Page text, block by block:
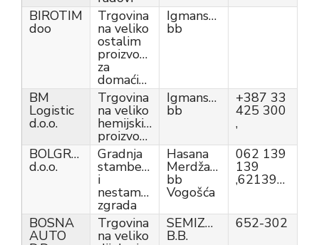
BIROTIM
doo
Trgovina
na veliko
ostalim
proizvodima
za
domaćinstvo
Igmanska
bb
BM
Logistic
d.o.o.
Trgovina
na veliko
hemijskim
proizvodima
Igmanska
bb
+387 33
425 300
,
BOLGRANO
d.o.o.
Gradnja
stambenih
i
nestambenih
zgrada
Hasana
Merdžanovića
bb
Vogošća
062 139
139
,62139139,
BOSNA
AUTO
Trgovina
na veliko
SEMIZOVAC
B.B.
652-302